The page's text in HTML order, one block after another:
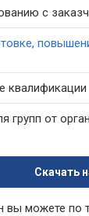
с
квалификации
групп от
Скачать
вы можете по